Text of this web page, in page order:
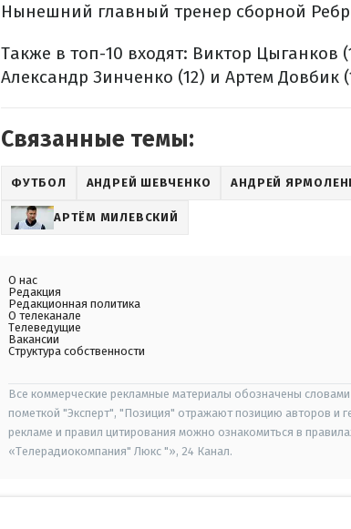
Нынешний главный тренер сборной
Также в топ-10 входят: Виктор Цыганков
Александр Зинченко (12) и Артем Довбик
Связанные темы:
ФУТБОЛ АНДРЕЙ ШЕВЧЕНКО АНДРЕЙ
АРТЁМ МИЛЕВСКИЙ
О нас
Редакция
Редакционная политика
О телеканале
Телеведущие
Вакансии
Структура собственности
Все коммерческие рекламные материалы обозначены
пометкой "Эксперт", "Позиция" отражают позицию авторов и
рекламе и правил цитирования можно ознакомиться в
«Телерадиокомпания" Люкс "», 24 Канал.